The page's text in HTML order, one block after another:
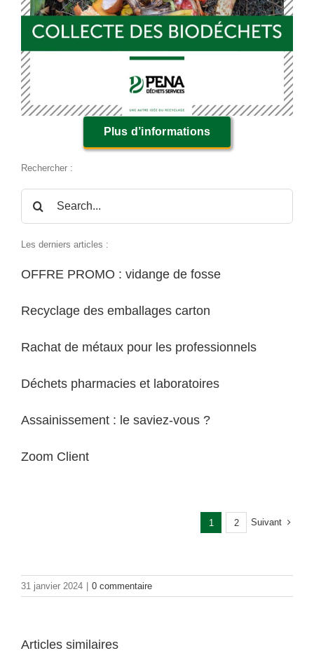
Plus d’informations
Rechercher :
Rechercher:
Les derniers articles :
OFFRE PROMO : vidange de fosse
Recyclage des emballages carton
Rachat de métaux pour les professionnels
Déchets pharmacies et laboratoires
Assainissement : le saviez-vous ?
Zoom Client
1 2 Suivant
31 janvier 2024 0 commentaire
Articles similaires